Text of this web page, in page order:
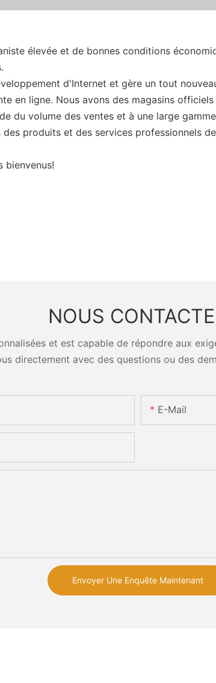
élevée et de bonnes conditions
d'Internet et gère un tout
en ligne. Nous avons des magasins
du volume des ventes et à une large
produits et des services professionnels
bienvenus!
NOUS
et est capable de répondre aux
directement avec des questions ou des
E-Mail
Envoyer Une Enquête Maintenant